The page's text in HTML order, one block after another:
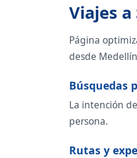
Viajes
Página
desde
Búsquedas
La intención
persona.
Rutas y